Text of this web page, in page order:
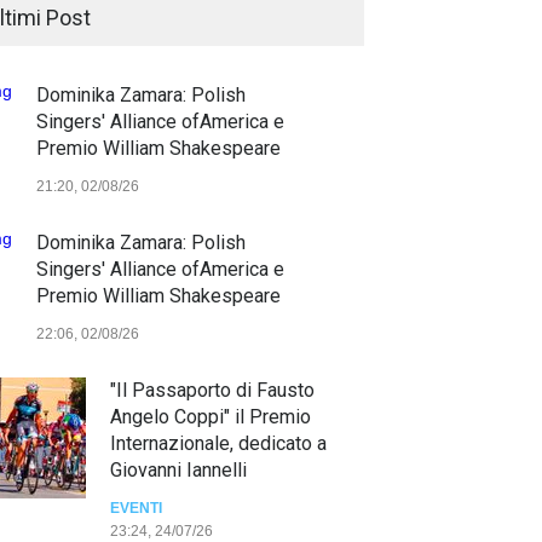
Post
Dominika Zamara: Polish
Singers' Alliance ofAmerica e
Premio William Shakespeare
21:20, 02/08/26
Dominika Zamara: Polish
Singers' Alliance ofAmerica e
Premio William Shakespeare
22:06, 02/08/26
"Il Passaporto di Fausto
Angelo Coppi" il Premio
Internazionale, dedicato a
Giovanni Iannelli
EVENTI
23:24, 24/07/26